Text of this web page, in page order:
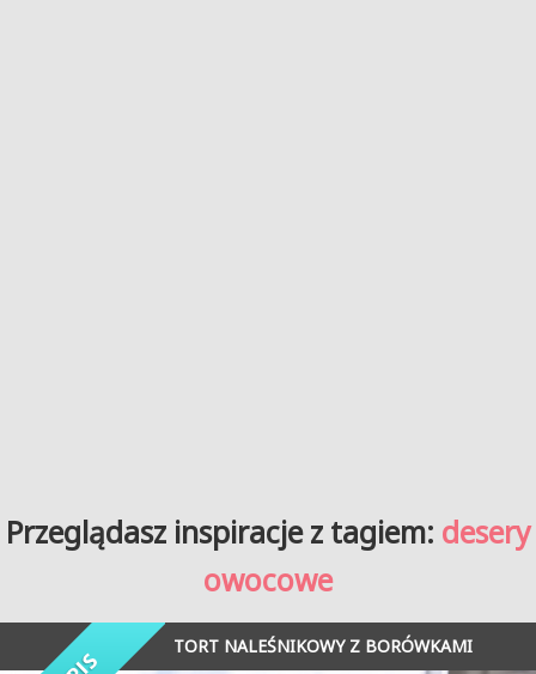
Przeglądasz inspiracje z tagiem: desery
owocowe
TORT NALEŚNIKOWY Z BORÓWKAMI